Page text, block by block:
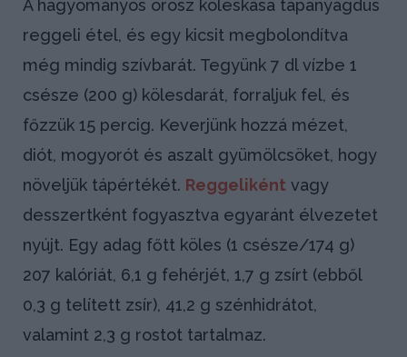
A hagyományos orosz köleskása tápanyagdús
reggeli étel, és egy kicsit megbolondítva
még mindig szívbarát. Tegyünk 7 dl vízbe 1
csésze (200 g) kölesdarát, forraljuk fel, és
főzzük 15 percig. Keverjünk hozzá mézet,
diót, mogyorót és aszalt gyümölcsöket, hogy
növeljük tápértékét. Reggelikéntvagy
desszertként fogyasztva egyaránt élvezetet
nyújt. Egy adag főtt köles (1 csésze/174 g)
207 kalóriát, 6,1 g fehérjét, 1,7 g zsírt (ebből
0,3 g telített zsír), 41,2 g szénhidrátot,
valamint 2,3 g rostot tartalmaz.